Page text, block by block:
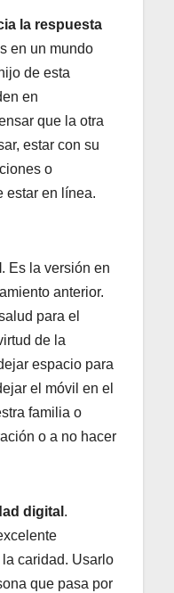
la respuesta
en un mundo
de esta
en
que la otra
estar con su
o
estar en línea.
. Es la versión en
anterior.
para el
de la
espacio para
el móvil en el
familia o
o a no hacer
digital .
caridad. Usarlo
que pasa por